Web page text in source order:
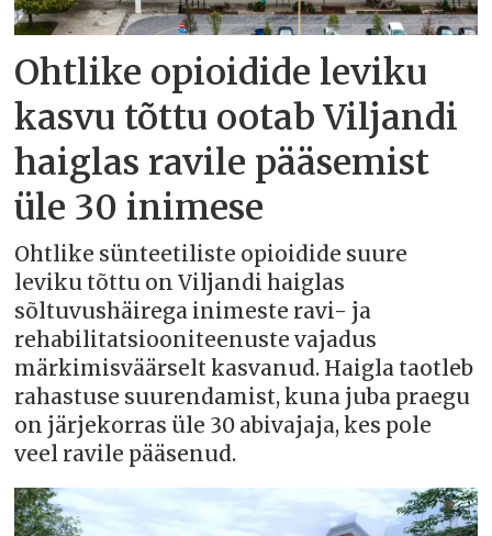
Ohtlike opioidide leviku
kasvu tõttu ootab Viljandi
haiglas ravile pääsemist
üle 30 inimese
Ohtlike sünteetiliste opioidide suure
leviku tõttu on Viljandi haiglas
sõltuvushäirega inimeste ravi- ja
rehabilitatsiooniteenuste vajadus
märkimisväärselt kasvanud. Haigla taotleb
rahastuse suurendamist, kuna juba praegu
on järjekorras üle 30 abivajaja, kes pole
veel ravile pääsenud.